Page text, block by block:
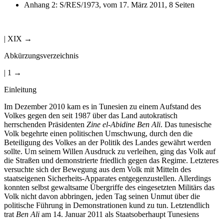
Volkes gegen den seit 1987 über das Land autokratisch
herrschenden PräsidentenZine el-Abidine Ben Ali. Das tunesische
Volk begehrte einen politischen Umschwung, durch den die
Beteiligung des Volkes an der Politik des Landes gewährt werden
sollte. Um seinem Willen Ausdruck zu verleihen, ging das Volk auf
die Straßen und demonstrierte friedlich gegen das Regime. Letzteres
versuchte sich der Bewegung aus dem Volk mit Mitteln des
staatseigenen Sicherheits-Apparates entgegenzustellen. Allerdings
konnten selbst gewaltsame Übergriffe des eingesetzten Militärs das
Volk nicht davon abbringen, jeden Tag seinen Unmut über die
politische Führung in Demonstrationen kund zu tun. Letztendlich
tratBen Aliam 14. Januar 2011 als Staatsoberhaupt Tunesiens
zurück.